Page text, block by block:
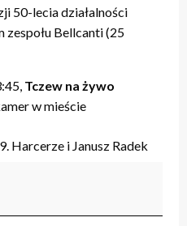
50-lecia działalności
Bellcanti (25
Tczew na żywo
w mieście
Harcerze i Janusz Radek